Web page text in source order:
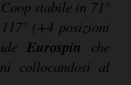
stabile in 71°
(+4 posizioni
Eurospin che
collocandosi al